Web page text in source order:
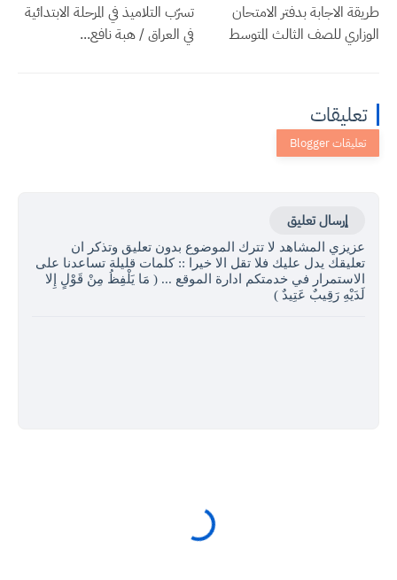
طريقة الاجابة بدفتر الامتحان
الوزاري للصف الثالث المتوسط
تسرّب التلاميذ في المرحلة الابتدائية
في العراق / هبة نافع...
تعليقات
إرسال تعليق
عزيزي المشاهد لا تترك الموضوع بدون تعليق وتذكر ان
تعليقك يدل عليك فلا تقل الا خيرا :: كلمات قليلة تساعدنا على
الاستمرار في خدمتكم ادارة الموقع ... ( مَا يَلْفِظُ مِنْ قَوْلٍ إِلا
لَدَيْهِ رَقِيبٌ عَتِيدٌ )